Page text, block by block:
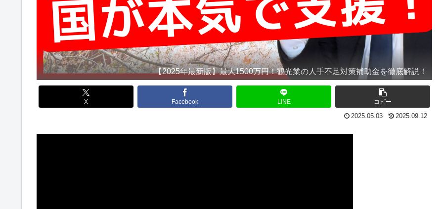
【2025年最新版】最大1500万円！観光業の人手不足対策補助金を徹底解説！
X Facebook LINE コピー
2025.05.03 2025.09.12